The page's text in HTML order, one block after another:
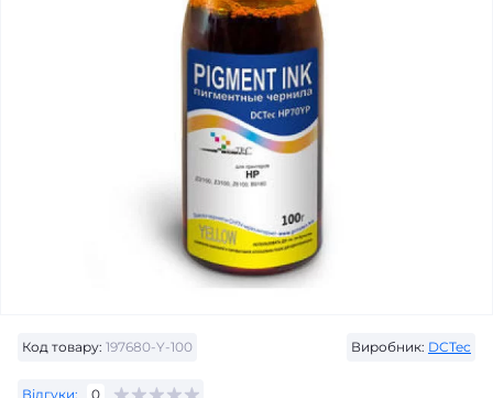
Код товару: 197680-Y-100 Виробник: DCTec
Відгуки: 0